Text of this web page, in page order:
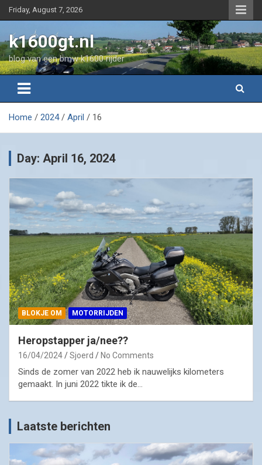
Skip
to
Friday, August 7, 2026
k1600gt.nl
blog van een bmw k1600 rijder
Home 2024 April 16
Day: April 16, 2024
BLOKJE OM MOTORRIJDEN
Heropstapper ja/nee??
16/04/2024 Sjoerd No Comments
Sinds de zomer van 2022 heb ik nauwelijks kilometers
gemaakt. In juni 2022 tikte ik de…
Laatste berichten